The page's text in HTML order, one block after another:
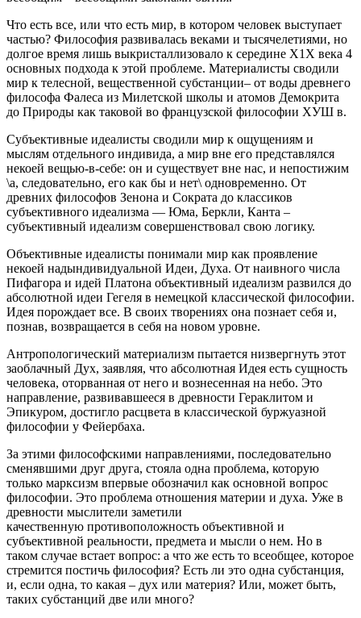
Что есть все, или что есть мир, в котором человек выступает
частью? Философия развивалась веками и тысячелетиями, но
долгое время лишь выкристаллизовало к середине Х1Х века 4
основных подхода к этой проблеме. Материалисты сводили
мир к телесной, вещественной субстанции– от воды древнего
философа Фалеса из Милетской школы и атомов Демокрита
до Природы как таковой во французской философии ХУШ в.
Субъективные идеалисты сводили мир к ощущениям и
мыслям отдельного индивида, а мир вне его представлялся
некоей вещью-в-себе: он и существует вне нас, и непостижим
\а, следовательно, его как бы и нет\ одновременно. От
древних философов Зенона и Сократа до классиков
субъективного идеализма — Юма, Беркли, Канта –
субъективный идеализм совершенствовал свою логику.
Объективные идеалисты понимали мир как проявление
некоей надындивидуальной Идеи, Духа. От наивного числа
Пифагора и идей Платона объективный идеализм развился до
абсолютной идеи Гегеля в немецкой классической философии.
Идея порождает все. В своих творениях она познает себя и,
познав, возвращается в себя на новом уровне.
Антропологический материализм пытается низвергнуть этот
заоблачный Дух, заявляя, что абсолютная Идея есть сущность
человека, оторванная от него и вознесенная на небо. Это
направление, развивавшееся в древности Гераклитом и
Эпикуром, достигло расцвета в классической буржуазной
философии у Фейербаха.
За этими философскими направлениями, последовательно
сменявшими друг друга, стояла одна проблема, которую
только марксизм впервые обозначил как основной вопрос
философии. Это проблема отношения материи и духа. Уже в
древности мыслители заметили
качественную противоположность объективной и
субъективной реальности, предмета и мысли о нем. Но в
таком случае встает вопрос: а что же есть то всеобщее, которое
стремится постичь философия? Есть ли это одна субстанция,
и, если одна, то какая – дух или материя? Или, может быть,
таких субстанций две или много?